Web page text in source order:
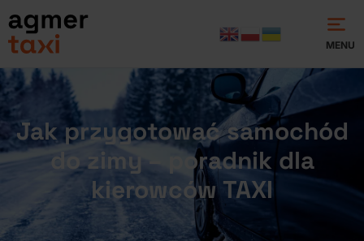
MENU
Jak przygotować samochód
do zimy – poradnik dla
kierowców TAXI